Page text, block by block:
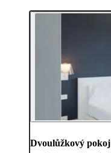
Dvoulůžkový pokoj